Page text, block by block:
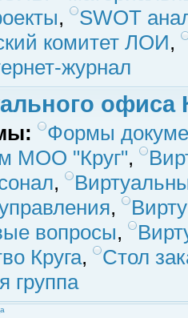
,
SWOT
комитет ЛОИ,
журнал
офиса
Формы
МОО "Круг",
,
,
вопросы,
Круга,
Стол
группа